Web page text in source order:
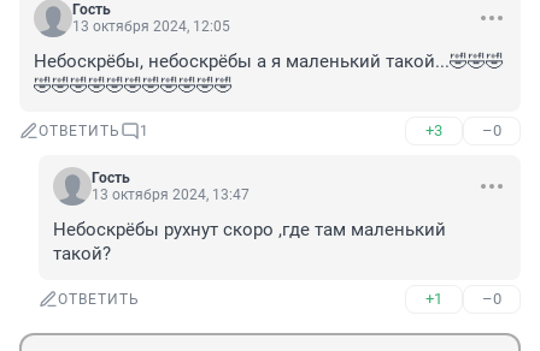
Гость
13 октября 2024, 12:05
Небоскрёбы, небоскрёбы а я маленький такой...🤣🤣🤣
🤣🤣🤣🤣🤣🤣🤣🤣🤣🤣🤣
ОТВЕТИТЬ 1 +3 –0
Гость
13 октября 2024, 13:47
Небоскрёбы рухнут скоро ,где там маленький
такой?
ОТВЕТИТЬ +1 –0